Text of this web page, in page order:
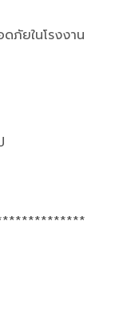
ภัยในโรงงาน